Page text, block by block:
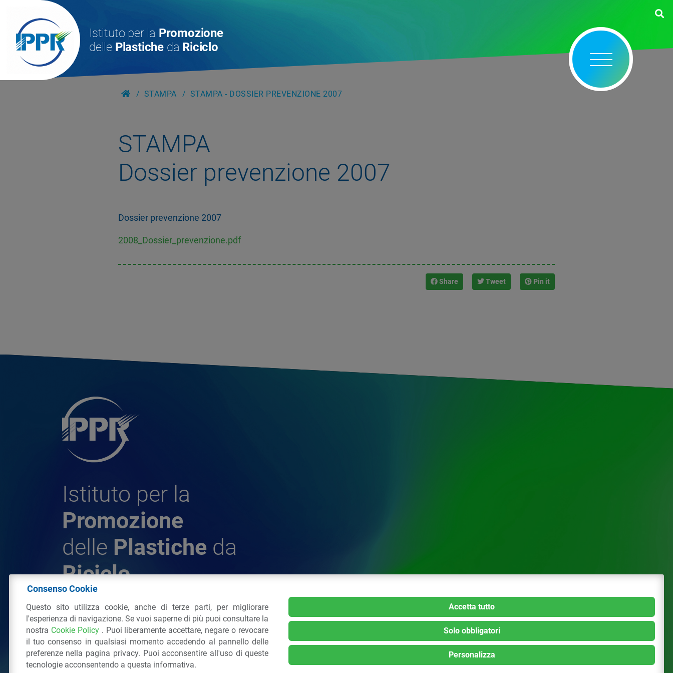
Istituto per la Promozione
delle Plastiche da Riciclo
STAMPA STAMPA - DOSSIER PREVENZIONE 2007
STAMPA
Dossier prevenzione 2007
Dossier prevenzione 2007
2008_Dossier_prevenzione.pdf
Share Tweet Pin it
Istituto per la
Promozione
delle Plastiche da
Riciclo
© 2026 - IPPR Istituto per la Promozione delle Plastiche
da Riciclo
C.F. 97381090154
Via San Vittore 3620123 Milano(MI) Tel.: 02 43928225.
Tutti i diritti riservatiPrivacy Policy
Consenso Cookie
Questo sito utilizza cookie, anche di terze parti, per migliorare
l'esperienza di navigazione. Se vuoi saperne di più puoi consultare la
nostra Cookie Policy . Puoi liberamente accettare, negare o revocare
il tuo consenso in qualsiasi momento accedendo al pannello delle
preferenze nella pagina privacy. Puoi acconsentire all'uso di queste
tecnologie acconsentendo a questa informativa.
Accetta tutto
Solo obbligatori
Personalizza